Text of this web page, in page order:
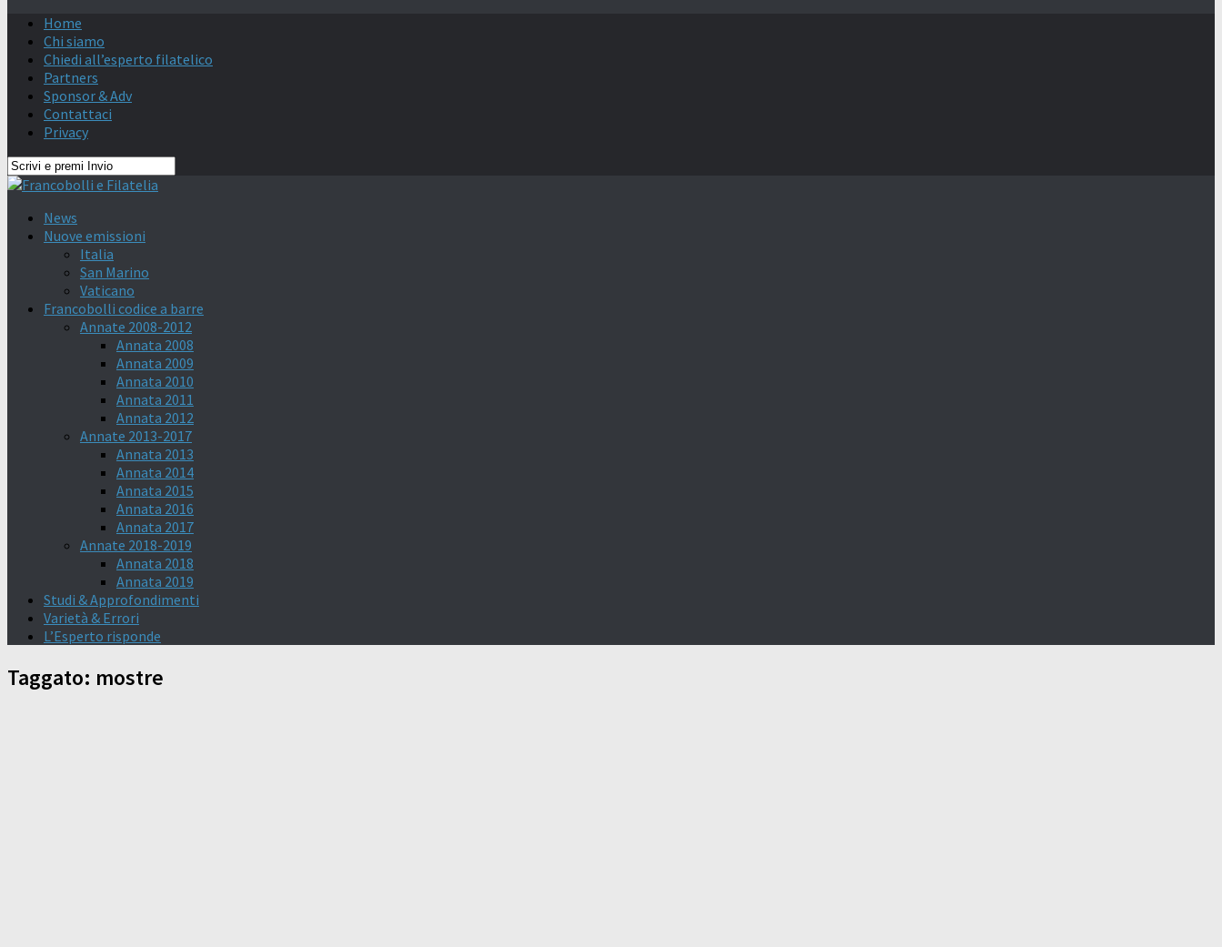
Home
Chi siamo
Chiedi all’esperto filatelico
Partners
Sponsor & Adv
Contattaci
Privacy
News
Nuove emissioni
Italia
San Marino
Vaticano
Francobolli codice a barre
Annate 2008-2012
Annata 2008
Annata 2009
Annata 2010
Annata 2011
Annata 2012
Annate 2013-2017
Annata 2013
Annata 2014
Annata 2015
Annata 2016
Annata 2017
Annate 2018-2019
Annata 2018
Annata 2019
Studi & Approfondimenti
Varietà & Errori
L’Esperto risponde
Taggato: mostre